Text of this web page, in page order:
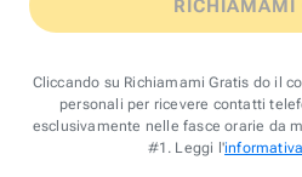
RICHIAMAMI
Cliccando su Richiamami Gratis do il
personali per ricevere contatti
esclusivamente nelle fasce orarie da
#1. Leggi l'